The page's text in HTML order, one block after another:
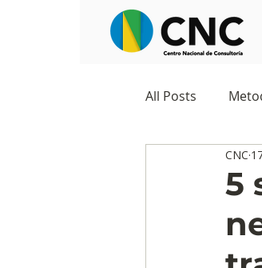
All Posts
5
CNC